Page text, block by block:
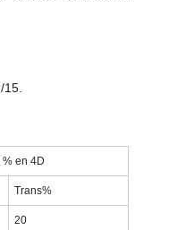
en 4D
Trans%
20